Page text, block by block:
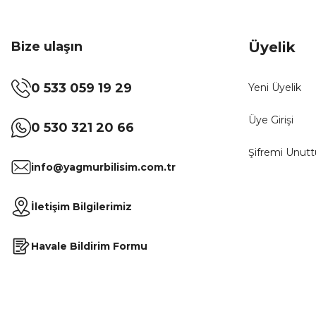
Bize ulaşın
0 533 059 19 29
0 530 321 20 66
info@yagmurbilisim.com.tr
İletişim Bilgilerimiz
Havale Bildirim Formu
Üyelik
Yeni Üyelik
Üye Girişi
Şifremi